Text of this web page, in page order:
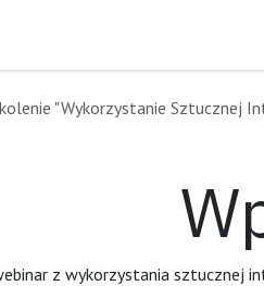
"Wykorzystanie Sztucznej
z wykorzystania sztucznej